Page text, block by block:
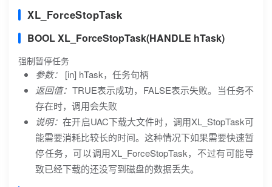
XL_ForceStopTask
BOOL XL_ForceStopTask(HANDLE hTask)
强制暂停任务
参数：
[in] hTask，任务句柄
返回值： TRUE表示成功，FALSE表示失败。当任务不
存在时，调用会失败
说明：在开启UAC下载大文件时，调用XL_StopTask可
能需要消耗比较长的时间。这种情况下如果需要快速暂
停任务，可以调用XL_ForceStopTask，不过有可能导
致已经下载的还没写到磁盘的数据丢失。